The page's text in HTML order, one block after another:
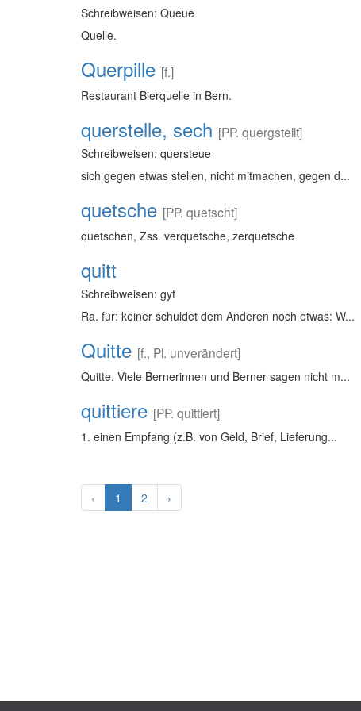
Schreibweisen: Queue
Quelle.
Querpille [f.]
Restaurant Bierquelle in Bern.
querstelle, sech [PP. quergstellt]
Schreibweisen: quersteue
sich gegen etwas stellen, nicht mitmachen, gegen d...
quetsche [PP. quetscht]
quetschen, Zss. verquetsche, zerquetsche
quitt
Schreibweisen: gyt
Ra. für: keiner schuldet dem Anderen noch etwas: W...
Quitte [f., Pl. unverändert]
Quitte. Viele Bernerinnen und Berner sagen nicht m...
quittiere [PP. quittiert]
1. einen Empfang (z.B. von Geld, Brief, Lieferung...
‹ 1 2 ›